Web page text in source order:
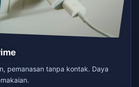
pemanasan tanpa kontak. Daya